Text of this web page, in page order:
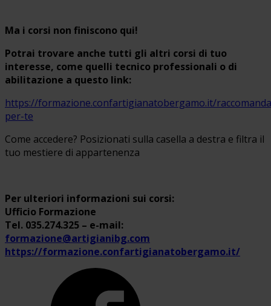
Ma i corsi non finiscono qui!
Potrai trovare anche tutti gli altri corsi di tuo
interesse, come quelli tecnico professionali o di
abilitazione a questo link:
https://formazione.confartigianatobergamo.it/
per-te
Come accedere? Posizionati sulla casella a destra e filtra il
tuo mestiere di appartenenza
Per ulteriori informazioni sui corsi:
Ufficio Formazione
Tel. 035.274.325 – e-mail:
formazione@artigianibg.com
https://formazione.confartigianatobergamo.it/